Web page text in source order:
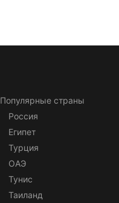
Популярные страны
Россия
Египет
Турция
ОАЭ
Тунис
Таиланд